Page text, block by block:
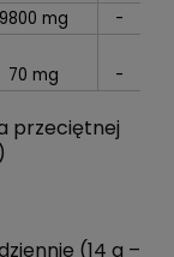
9800 mg
-
70 mg -
przeciętnej
(14 g –